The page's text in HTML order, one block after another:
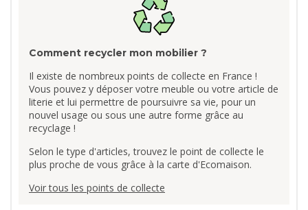
Comment recycler mon mobilier ?
Il existe de nombreux points de collecte en France !
Vous pouvez y déposer votre meuble ou votre article de
literie et lui permettre de poursuivre sa vie, pour un
nouvel usage ou sous une autre forme grâce au
recyclage !
Selon le type d'articles, trouvez le point de collecte le
plus proche de vous grâce à la carte d'Ecomaison.
Voir tous les points de collecte